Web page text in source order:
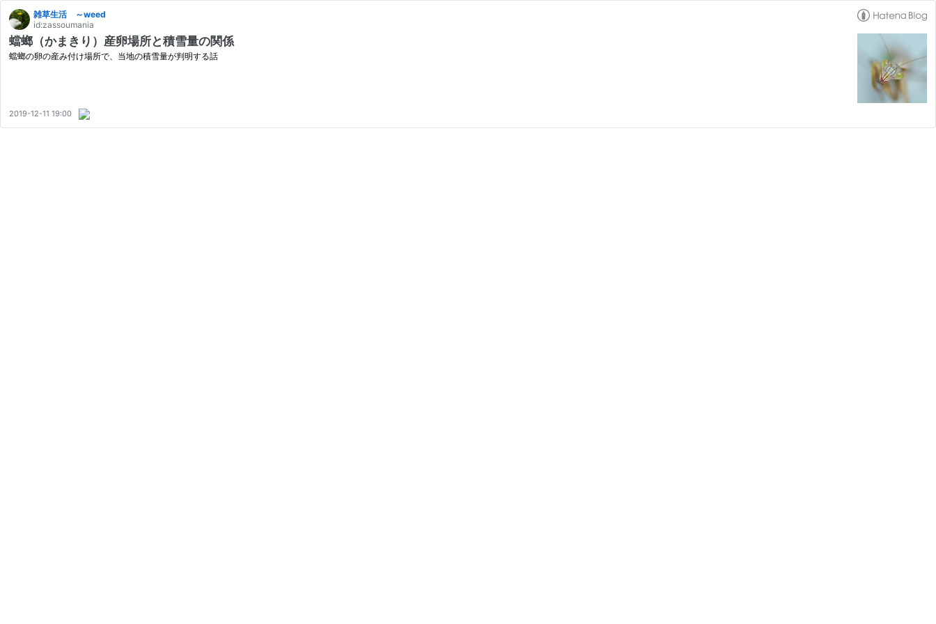
雑草生活 ～weed
id:zassoumania
蟷螂（かまきり）産卵場所と積雪量の関係
蟷螂の卵の産み付け場所で、当地の積雪量が判明する話
2019-12-11 19:00